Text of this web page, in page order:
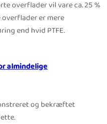
overflader vil vare ca. 25 %
er mere
end hvid PTFE.
almindelige
og bekræftet